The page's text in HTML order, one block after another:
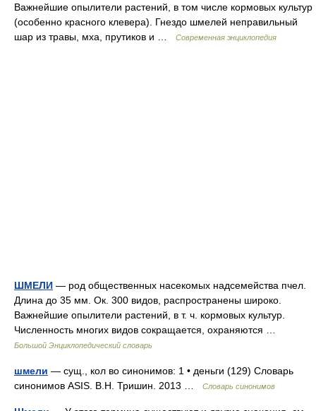
Важнейшие опылители растений, в том числе кормовых культур
(особенно красного клевера). Гнездо шмелей неправильный
шар из травы, мха, прутиков и …
Современная энциклопедия
ШМЕЛИ — род общественных насекомых надсемейства пчел.
Длина до 35 мм. Ок. 300 видов, распространены широко.
Важнейшие опылители растений, в т. ч. кормовых культур.
Численность многих видов сокращается, охраняются …
Большой Энциклопедический словарь
шмели — сущ., кол во синонимов: 1 • деньги (129) Словарь
синонимов ASIS. В.Н. Тришин. 2013 …
Словарь синонимов